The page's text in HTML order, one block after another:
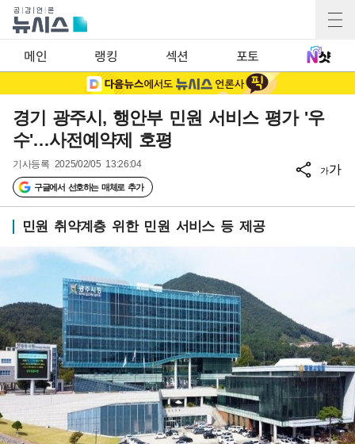
메인 랭킹 섹션 포토
경기 광주시, 행안부 민원 서비스 평가 '우
수'…사전예약제 호평
기사등록 2025/02/05 13:26:04
구글에서 선호하는 매체로 추가
가가
민원 취약계층 위한 민원 서비스 등 제공